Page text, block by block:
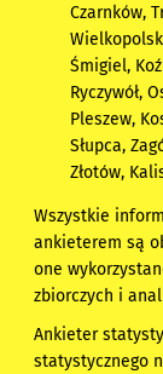
Czarnków,
Śmigiel,
Ryczywół,
Pleszew,
Słupca,
Złotów,
Wszystkie
ankieterem są
one
zbiorczych i
Ankieter
statystycznego